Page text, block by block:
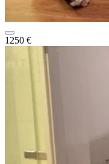
1250 €